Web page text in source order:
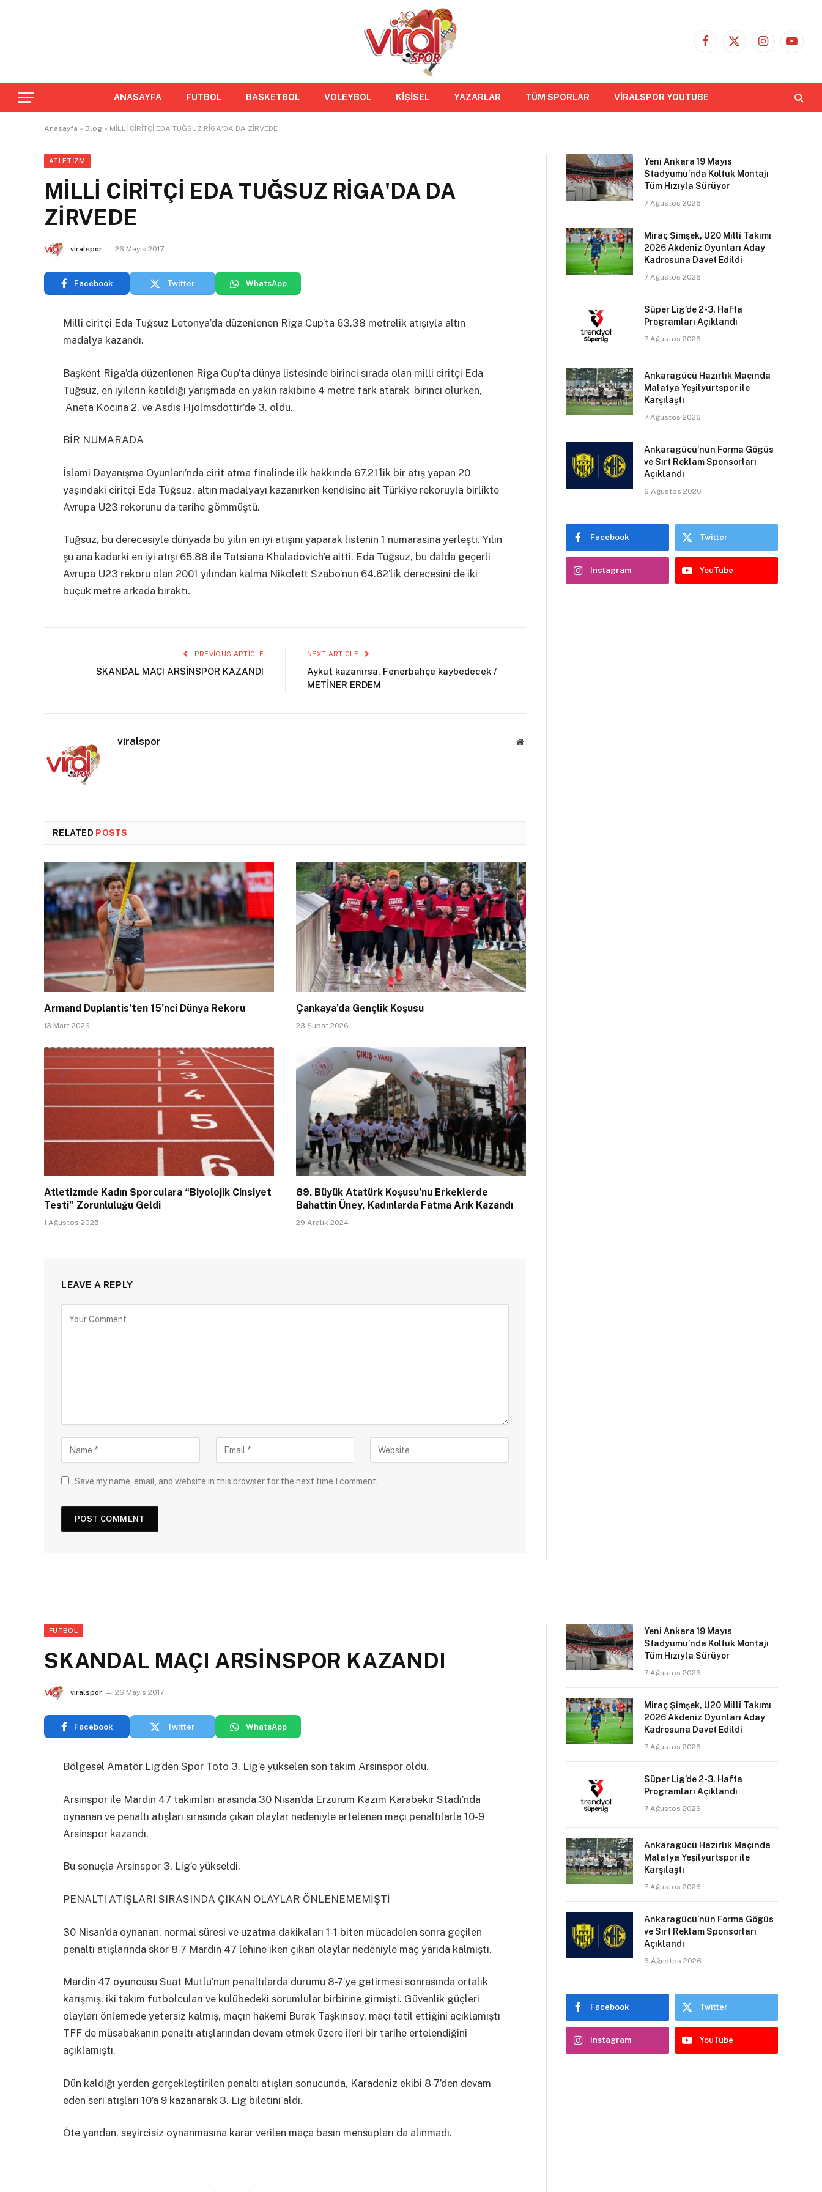
Facebook
X
Instagram
ANASAYFA FUTBOL BASKETBOL VOLEYBOL KİŞİSEL YAZARLAR TÜM SPORLAR VİRALSPOR YOUTUBE
Anasayfa » Blog » MİLLİ CİRİTÇİ EDA TUĞSUZ RİGA'DA DA ZİRVEDE
ATLETIZM
MİLLİ CİRİTÇİ EDA TUĞSUZ RİGA'DA DA
ZİRVEDE
viralspor 26 Mayıs 2017
Facebook Twitter WhatsApp
Milli ciritçi Eda Tuğsuz Letonya’da düzenlenen Riga Cup’ta 63.38 metrelik atışıyla altın
madalya kazandı.
Başkent Riga’da düzenlenen Riga Cup’ta dünya listesinde birinci sırada olan milli ciritçi Eda
Tuğsuz, en iyilerin katıldığı yarışmada en yakın rakibine 4 metre fark atarak birinci olurken,
Aneta Kocina 2. ve Asdis Hjolmsdottir’de 3. oldu.
BİR NUMARADA
İslami Dayanışma Oyunları’nda cirit atma finalinde ilk hakkında 67.21’lik bir atış yapan 20
yaşındaki ciritçi Eda Tuğsuz, altın madalyayı kazanırken kendisine ait Türkiye rekoruyla birlikte
Avrupa U23 rekorunu da tarihe gömmüştü.
Tuğsuz, bu derecesiyle dünyada bu yılın en iyi atışını yaparak listenin 1 numarasına yerleşti. Yılın
şu ana kadarki en iyi atışı 65.88 ile Tatsiana Khaladovich’e aitti. Eda Tuğsuz, bu dalda geçerli
Avrupa U23 rekoru olan 2001 yılından kalma Nikolett Szabo’nun 64.62’lik derecesini de iki
buçuk metre arkada bıraktı.
PREVIOUS ARTICLE
SKANDAL MAÇI ARSİNSPOR KAZANDI
NEXT ARTICLE
Aykut kazanırsa, Fenerbahçe kaybedecek /
METİNER ERDEM
viralspor Website
RELATED POSTS
Armand Duplantis’ten 15’nci Dünya Rekoru
13 Mart 2026
Çankaya’da Gençlik Koşusu
23 Şubat 2026
Atletizmde Kadın Sporculara “Biyolojik Cinsiyet
Testi” Zorunluluğu Geldi
1 Ağustos 2025
89. Büyük Atatürk Koşusu’nu Erkeklerde
Bahattin Üney, Kadınlarda Fatma Arık Kazandı
29 Aralık 2024
LEAVE A REPLY
Save my name, email, and website in this browser for the next time I comment.
Yeni Ankara 19 Mayıs
Stadyumu’nda Koltuk Montajı
Tüm Hızıyla Sürüyor
7 Ağustos 2026
Miraç Şimşek, U20 Millî Takımı
2026 Akdeniz Oyunları Aday
Kadrosuna Davet Edildi
7 Ağustos 2026
Süper Lig’de 2-3. Hafta
Programları Açıklandı
7 Ağustos 2026
Ankaragücü Hazırlık Maçında
Malatya Yeşilyurtspor ile
Karşılaştı
7 Ağustos 2026
Ankaragücü’nün Forma Gögüs
ve Sırt Reklam Sponsorları
Açıklandı
6 Ağustos 2026
Facebook Twitter
Instagram YouTube
FUTBOL
SKANDAL MAÇI ARSİNSPOR KAZANDI
viralspor 26 Mayıs 2017
Facebook Twitter WhatsApp
Bölgesel Amatör Lig’den Spor Toto 3. Lig’e yükselen son takım Arsinspor oldu.
Arsinspor ile Mardin 47 takımları arasında 30 Nisan’da Erzurum Kazım Karabekir Stadı’nda
oynanan ve penaltı atışları sırasında çıkan olaylar nedeniyle ertelenen maçı penaltılarla 10-9
Arsinspor kazandı.
Bu sonuçla Arsinspor 3. Lig’e yükseldi.
PENALTI ATIŞLARI SIRASINDA ÇIKAN OLAYLAR ÖNLENEMEMİŞTİ
30 Nisan’da oynanan, normal süresi ve uzatma dakikaları 1-1 biten mücadelen sonra geçilen
penaltı atışlarında skor 8-7 Mardin 47 lehine iken çıkan olaylar nedeniyle maç yarıda kalmıştı.
Mardin 47 oyuncusu Suat Mutlu’nun penaltılarda durumu 8-7’ye getirmesi sonrasında ortalık
karışmış, iki takım futbolcuları ve kulübedeki sorumlular birbirine girmişti. Güvenlik güçleri
olayları önlemede yetersiz kalmış, maçın hakemi Burak Taşkınsoy, maçı tatil ettiğini açıklamıştı
TFF de müsabakanın penaltı atışlarından devam etmek üzere ileri bir tarihe ertelendiğini
açıklamıştı.
Dün kaldığı yerden gerçekleştirilen penaltı atışları sonucunda, Karadeniz ekibi 8-7’den devam
eden seri atışları 10’a 9 kazanarak 3. Lig biletini aldı.
Öte yandan, seyircisiz oynanmasına karar verilen maça basın mensupları da alınmadı.
Yeni Ankara 19 Mayıs
Stadyumu’nda Koltuk Montajı
Tüm Hızıyla Sürüyor
7 Ağustos 2026
Miraç Şimşek, U20 Millî Takımı
2026 Akdeniz Oyunları Aday
Kadrosuna Davet Edildi
7 Ağustos 2026
Süper Lig’de 2-3. Hafta
Programları Açıklandı
7 Ağustos 2026
Ankaragücü Hazırlık Maçında
Malatya Yeşilyurtspor ile
Karşılaştı
7 Ağustos 2026
Ankaragücü’nün Forma Gögüs
ve Sırt Reklam Sponsorları
Açıklandı
6 Ağustos 2026
Facebook Twitter
Instagram YouTube